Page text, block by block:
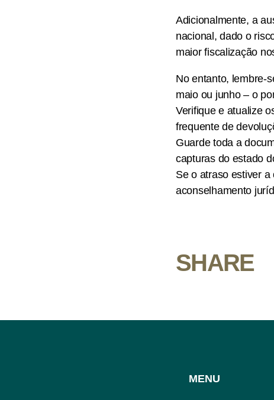
Adicionalmente, a
nacional, dado o
maior fiscalização
No entanto, lembre-
maio ou junho – o
Verifique e atualize
frequente de
Guarde toda a
capturas do estado
Se o atraso estiver
aconselhamento
SHARE
MENU